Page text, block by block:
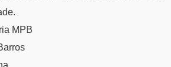
MPB